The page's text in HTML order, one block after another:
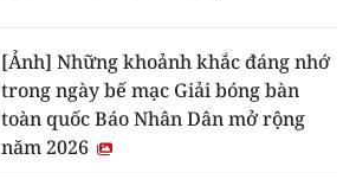
[Ảnh] Những khoảnh khắc đáng nhớ
trong ngày bế mạc Giải bóng bàn
toàn quốc Báo Nhân Dân mở rộng
năm 2026